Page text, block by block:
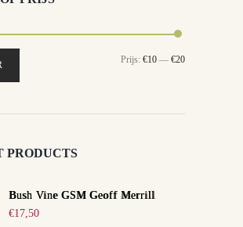
Min.
Max.
Prijs: €10 — €20
PRODUCTS
Bush Vine GSM Geoff Merrill
€17,50